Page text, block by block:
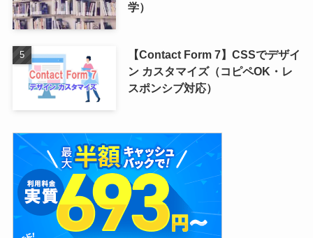
学）
【Contact Form 7】CSSでデザイ
ン カスタマイズ（コピペOK・レ
スポンシブ対応）